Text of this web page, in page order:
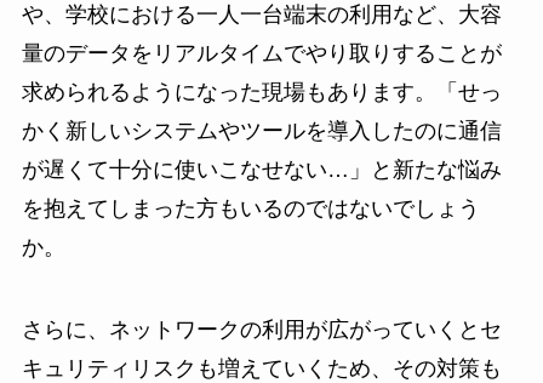
や、学校における一人一台端末の利用など、大容
量のデータをリアルタイムでやり取りすることが
求められるようになった現場もあります。「せっ
かく新しいシステムやツールを導入したのに通信
が遅くて十分に使いこなせない…」と新たな悩み
を抱えてしまった方もいるのではないでしょう
か。
さらに、ネットワークの利用が広がっていくとセ
キュリティリスクも増えていくため、その対策も